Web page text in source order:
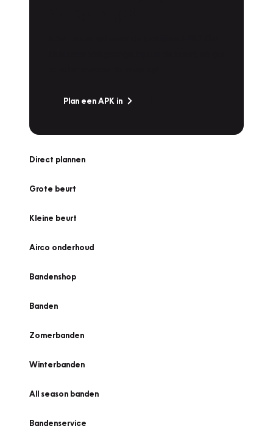
Plan een APK in
Direct plannen
Grote beurt
Kleine beurt
Airco onderhoud
Bandenshop
Banden
Zomerbanden
Winterbanden
All season banden
Bandenservice